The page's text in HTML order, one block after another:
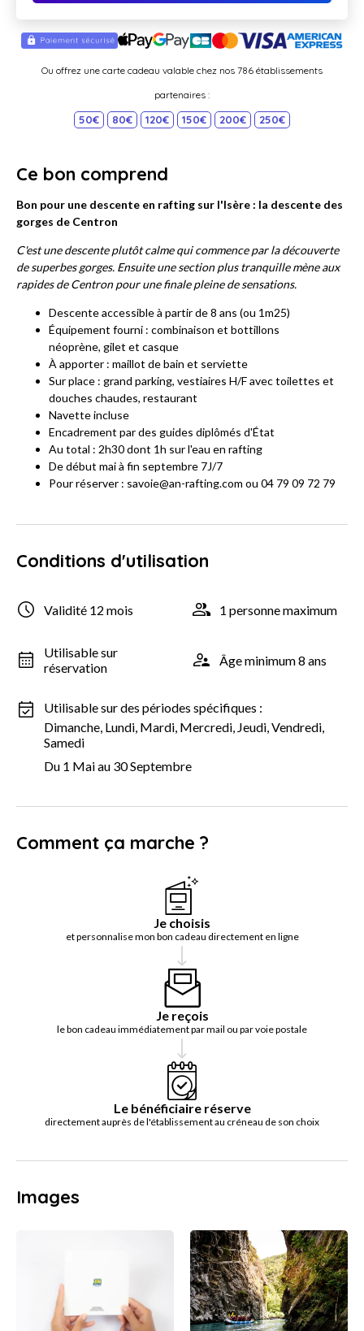
Ou offrez une carte cadeau valable chez nos 786 établissements
partenaires :
50€ 80€ 120€ 150€ 200€ 250€
Ce bon comprend
Bon pour une descente en rafting sur l'Isère : la descente des
gorges de Centron
C'est une descente plutôt calme qui commence par la découverte
de superbes gorges. Ensuite une section plus tranquille mène aux
rapides de Centron pour une finale pleine de sensations.
Descente accessible à partir de 8 ans (ou 1m25)
Équipement fourni : combinaison et bottillons
néoprène, gilet et casque
À apporter : maillot de bain et serviette
Sur place : grand parking, vestiaires H/F avec toilettes et
douches chaudes, restaurant
Navette incluse
Encadrement par des guides diplômés d'État
Au total : 2h30 dont 1h sur l'eau en rafting
De début mai à fin septembre 7J/7
Pour réserver : savoie@an-rafting.com ou 04 79 09 72 79
Conditions d'utilisation
Validité 12 mois 1 personne maximum
Utilisable sur
réservation
Âge minimum 8 ans
Utilisable sur des périodes spécifiques :
Dimanche, Lundi, Mardi, Mercredi, Jeudi, Vendredi,
Samedi
Du 1 Mai au 30 Septembre
Comment ça marche ?
Je choisis
et personnalise mon bon cadeau directement en ligne
Je reçois
le bon cadeau immédiatement par mail ou par voie postale
Le bénéficiaire réserve
directement auprès de l'établissement au créneau de son choix
Images